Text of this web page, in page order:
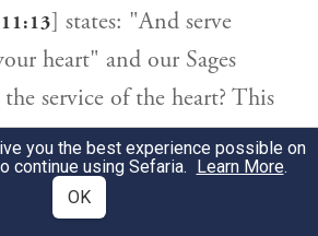
] states: "And serve
heart" and our Sages
service of the heart? This
prayers is not prescribed in
it prescribe a specific
you the best experience possible on
continue using Sefaria. Learn More.
OK